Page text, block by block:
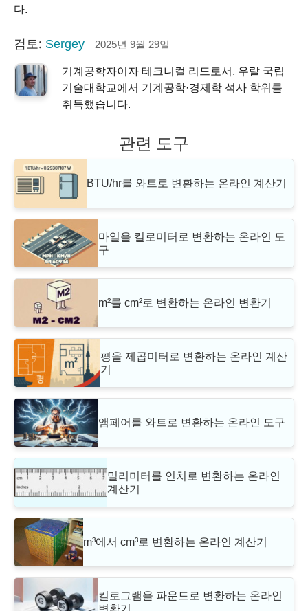
다.
검토: Sergey 2025년 9월 29일
기계공학자이자 테크니컬 리드로서, 우랄 국립
기술대학교에서 기계공학·경제학 석사 학위를
취득했습니다.
관련 도구
BTU/hr를 와트로 변환하는 온라인 계산기
마일을 킬로미터로 변환하는 온라인 도
구
m²를 cm²로 변환하는 온라인 변환기
평을 제곱미터로 변환하는 온라인 계산
기
앰페어를 와트로 변환하는 온라인 도구
밀리미터를 인치로 변환하는 온라인
계산기
m³에서 cm³로 변환하는 온라인 계산기
킬로그램을 파운드로 변환하는 온라인
변환기